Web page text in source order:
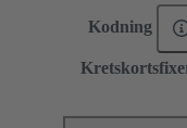
Kodning